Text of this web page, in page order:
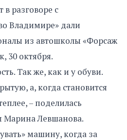
разговоре с
Владимире» дали
из автошколы «Форсаж
30 октября.
Так же, как и у обуви.
а, когда становится
– поделилась
Марина Левшанова.
машину, когда за